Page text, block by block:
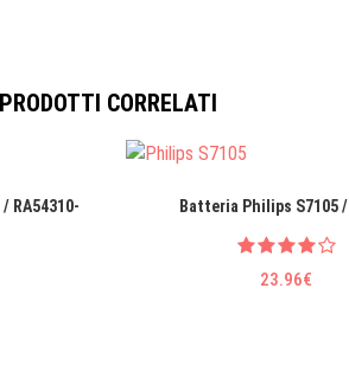
PRODOTTI CORRELATI
RA54310-
Batteria Philips S7105 /
23.96€